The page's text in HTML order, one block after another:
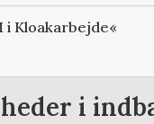
i Kloakarbejde«
i